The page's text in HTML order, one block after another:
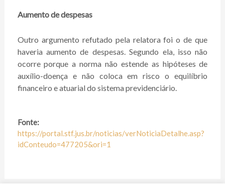
Aumento de despesas
Outro argumento refutado pela relatora foi o de que
haveria aumento de despesas. Segundo ela, isso não
ocorre porque a norma não estende as hipóteses de
auxílio-doença e não coloca em risco o equilíbrio
financeiro e atuarial do sistema previdenciário.
Fonte:
https://portal.stf.jus.br/noticias/verNoticiaDetalhe.asp?
idConteudo=477205&ori=1